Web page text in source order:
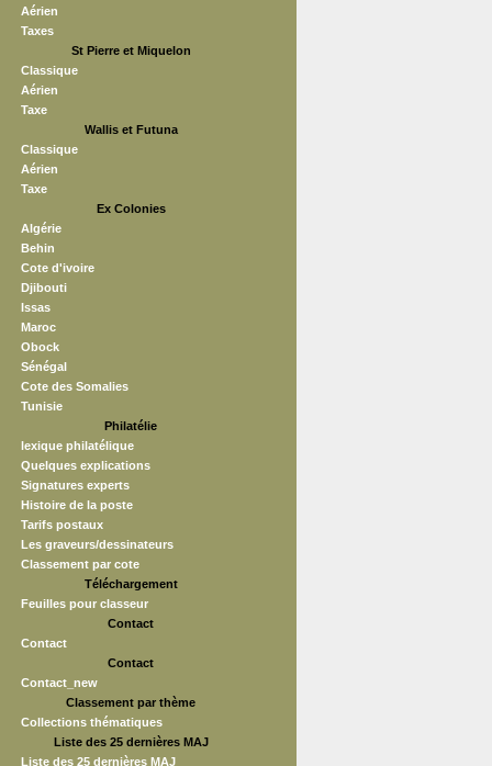
Aérien
Taxes
St Pierre et Miquelon
Classique
Aérien
Taxe
Wallis et Futuna
Classique
Aérien
Taxe
Ex Colonies
Algérie
Behin
Cote d'ivoire
Djibouti
Issas
Maroc
Obock
Sénégal
Cote des Somalies
Tunisie
Philatélie
lexique philatélique
Quelques explications
Signatures experts
Histoire de la poste
Tarifs postaux
Les graveurs/dessinateurs
Classement par cote
Téléchargement
Feuilles pour classeur
Contact
Contact
Contact
Contact_new
Classement par thème
Collections thématiques
Liste des 25 dernières MAJ
Liste des 25 dernières MAJ